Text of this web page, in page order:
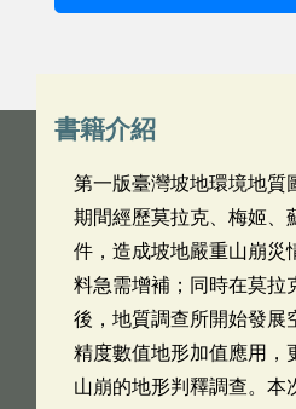
書籍介紹
第一版臺灣坡地環境地質
期間經歷莫拉克、梅姬、
件，造成坡地嚴重山崩災
料急需增補；同時在莫拉
後，地質調查所開始發展
精度數值地形加值應用，
山崩的地形判釋調查。本